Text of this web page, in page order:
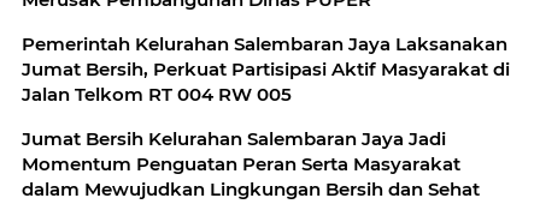
Pemerintah Kelurahan Salembaran Jaya Laksanakan
Jumat Bersih, Perkuat Partisipasi Aktif Masyarakat di
Jalan Telkom RT 004 RW 005
Jumat Bersih Kelurahan Salembaran Jaya Jadi
Momentum Penguatan Peran Serta Masyarakat
dalam Mewujudkan Lingkungan Bersih dan Sehat